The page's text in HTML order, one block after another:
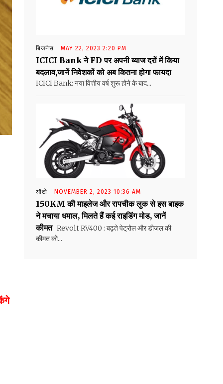
बिजनेस MAY 22, 2023 2:20 PM
ICICI Bank ने FD पर अपनी ब्याज दरों में किया
बदलाव,जानें निवेशकों को अब कितना होगा फायदा
ICICI Bank: नया वित्तीय वर्ष शुरू होने के बाद...
ऑटो NOVEMBER 2, 2023 10:36 AM
150KM की माइलेज और रापचीक लुक से इस बाइक
ने मचाया धमाल, मिलते हैं कई राइडिंग मोड, जानें
कीमत Revolt RV400 : बढ़ते पेट्रोल और डीजल की
कीमत को...